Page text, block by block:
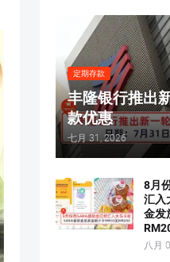
定期存款
丰隆银行推出
款优惠
七月 31, 2026
8月
汇入
金发
八月